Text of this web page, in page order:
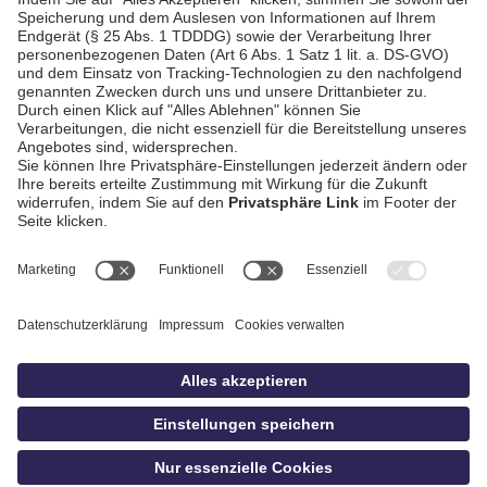
AGB / Gewinnspiele
Datenschutz
Impressum
idowa
Privatsphäre